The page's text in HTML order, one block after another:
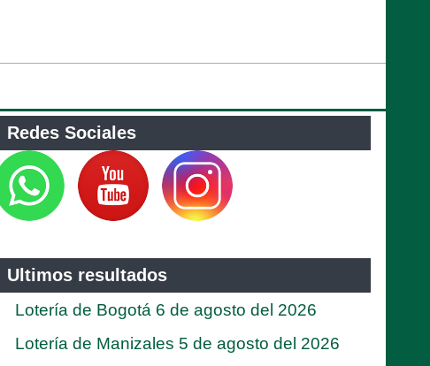
Redes Sociales
Ultimos resultados
Lotería de Bogotá 6 de agosto del 2026
Lotería de Manizales 5 de agosto del 2026